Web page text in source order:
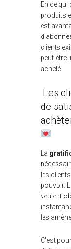
En ce qui
produits
est
clients
peut-être
acheté.
Les
de
La
les
pouvoir.
veulent
les
C'est